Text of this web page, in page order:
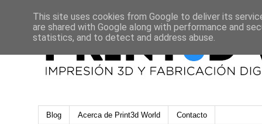
Blog Acerca de Print3d World Contacto
This site uses cookies from Google to deliver its
are shared with Google along with performance and
statistics, and to detect and address abuse.